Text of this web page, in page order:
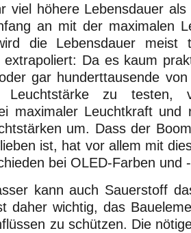
viel höhere Lebensdauer
an mit der maximalen
die Lebensdauer meist
extrapoliert: Da es kaum
gar hunderttausende
Leuchtstärke zu testen,
maximaler Leuchtkraft
um. Dass der
ist, hat vor allem mit
bei OLED-Farben und
kann auch Sauerstoff
daher wichtig, das
zu schützen. Die